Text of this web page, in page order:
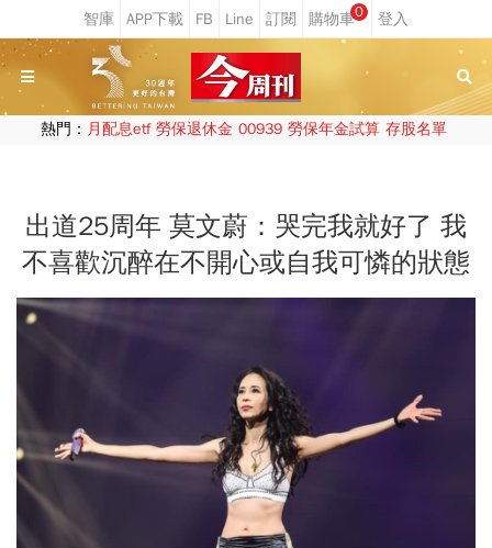
0
熱門： 月配息etf 勞保退休金 00939 勞保年金試算 存股名單
出道25周年 莫文蔚：哭完我就好了 我
不喜歡沉醉在不開心或自我可憐的狀態